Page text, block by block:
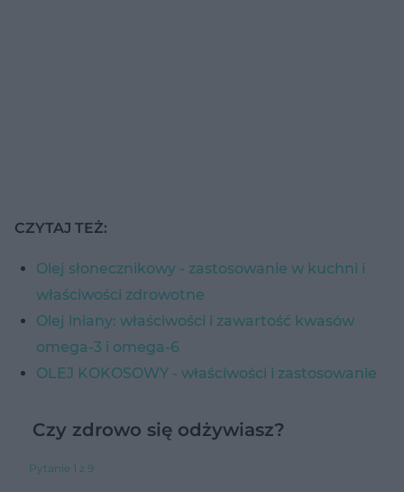
CZYTAJ TEŻ:
Olej słonecznikowy - zastosowanie w kuchni i
właściwości zdrowotne
Olej lniany: właściwości i zawartość kwasów
omega-3 i omega-6
OLEJ KOKOSOWY - właściwości i zastosowanie
Czy zdrowo się odżywiasz?
Pytanie 1 z 9